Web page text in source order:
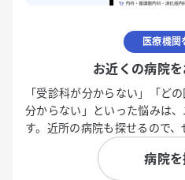
医療機関
お近くの病院
「受診科が分からない」「ど
分からない」といった悩みは
す。近所の病院も探せるので、
病院を